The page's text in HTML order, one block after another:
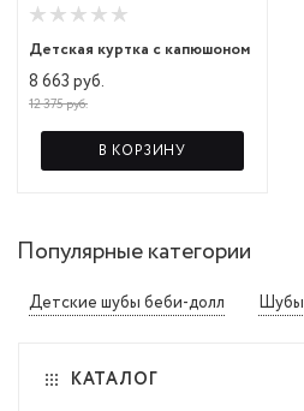
Детская куртка с капюшоном
8 663 руб.
12 375 руб.
В КОРЗИНУ
Популярные категории
Детские шубы беби-долл Шубы
КАТАЛОГ